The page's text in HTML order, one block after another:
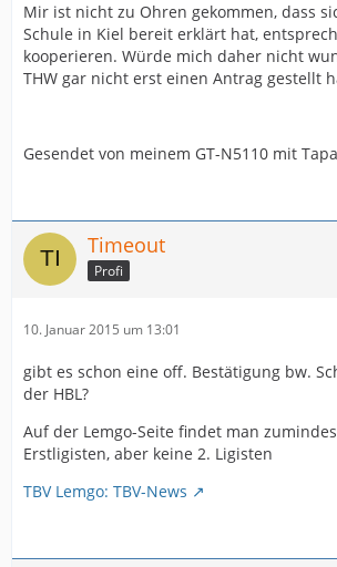
Mir ist nicht zu Ohren gekommen, dass
Schule in Kiel bereit erklärt hat,
kooperieren. Würde mich daher nicht
THW gar nicht erst einen Antrag gestellt
Gesendet von meinem GT-N5110 mit
Timeout
Profi
10. Januar 2015 um 13:01
gibt es schon eine off. Bestätigung bw.
der HBL?
Auf der Lemgo-Seite findet man
Erstligisten, aber keine 2. Ligisten
TBV Lemgo: TBV-News